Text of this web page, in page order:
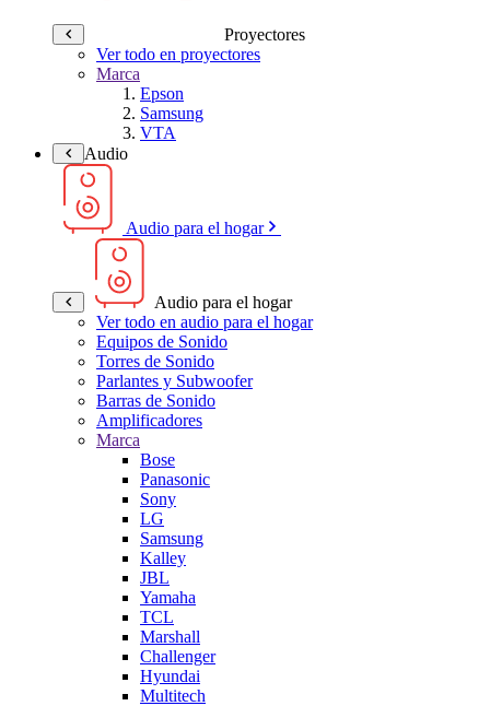
Proyectores
Ver todo en proyectores
Marca
Epson
Samsung
VTA
Audio
Audio para el hogar
Audio para el hogar
Ver todo en audio para el hogar
Equipos de Sonido
Torres de Sonido
Parlantes y Subwoofer
Barras de Sonido
Amplificadores
Marca
Bose
Panasonic
Sony
LG
Samsung
Kalley
JBL
Yamaha
TCL
Marshall
Challenger
Hyundai
Multitech